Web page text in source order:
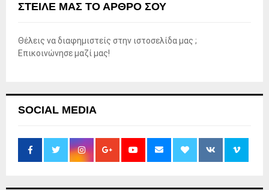
ΣΤΕΊΛΕ ΜΑΣ ΤΟ ΆΡΘΡΟ ΣΟΥ
Θέλεις να διαφημιστείς στην ιστοσελίδα μας ;
Επικοινώνησε μαζί μας!
SOCIAL MEDIA